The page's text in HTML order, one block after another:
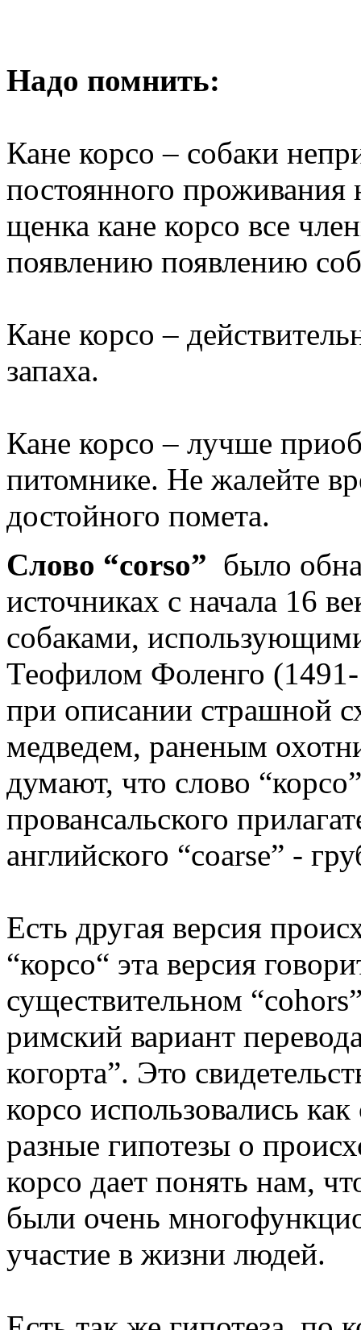
Надо помнить:
Кане корсо – собаки
постоянного проживания
щенка кане корсо все
появлению появлению
Кане корсо –
запаха.
Кане корсо – лучше
питомнике. Не жалейте
достойного помета.
Слово “corso” было
источниках с начала 16
собаками,
Теофилом Фоленго
при описании страшной
медведем, раненым
думают, что слово
провансальского
английского “coarse” -
Есть другая версия
“корсо“ эта версия
существительном
римский вариант
когорта”. Это
корсо использовались
разные гипотезы о
корсо дает понять нам,
были очень
участие в жизни людей.